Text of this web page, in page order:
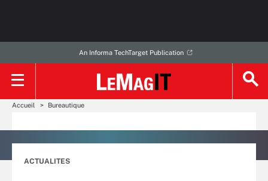
An Informa TechTarget Publication
Accueil Bureautique
ACTUALITES